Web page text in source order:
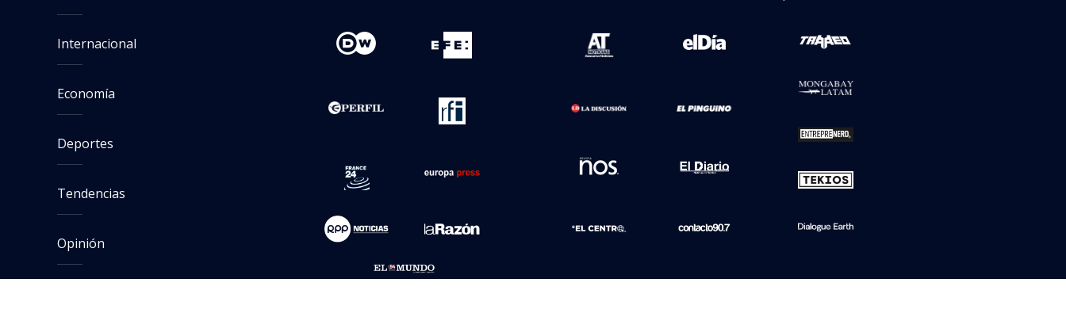
Internacional
Economía
Deportes
Tendencias
Opinión